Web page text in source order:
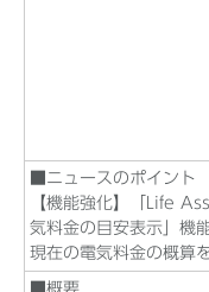
■ニュース
【機能強化】「Life
気料金の目安表示」機
現在の電気料金の概算
■